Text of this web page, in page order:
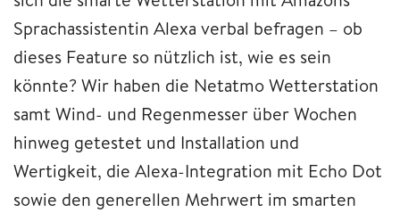
Sprachassistentin Alexa verbal befragen – ob
dieses Feature so nützlich ist, wie es sein
könnte? Wir haben die Netatmo Wetterstation
samt Wind- und Regenmesser über Wochen
hinweg getestet und Installation und
Wertigkeit, die Alexa-Integration mit Echo Dot
sowie den generellen Mehrwert im smarten